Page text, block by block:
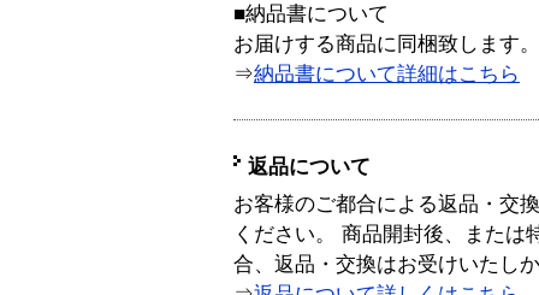
■納品書について
お届けする商品に同梱致します。
⇒納品書について詳細はこちら
返品について
お客様のご都合による返品・交
ください。 商品開封後、または
合、返品・交換はお受けいたし